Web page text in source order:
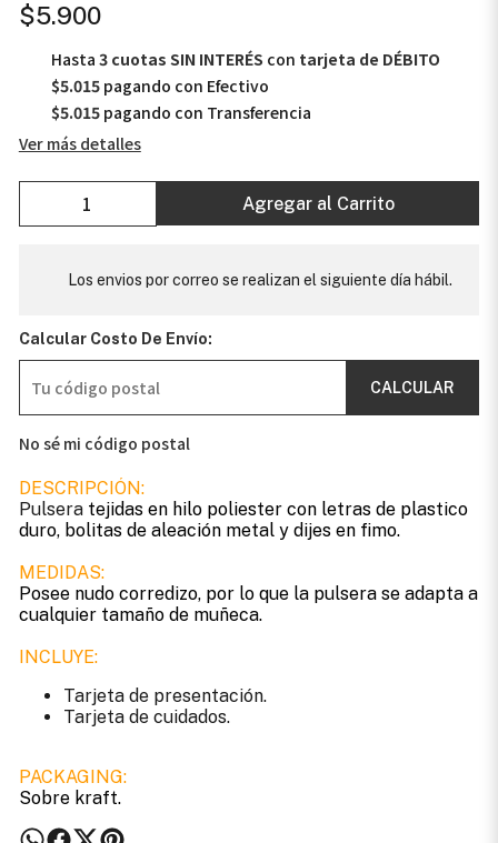
$5.900
Hasta 3 cuotas SIN INTERÉS con tarjeta de DÉBITO
$5.015pagando con Efectivo
$5.015pagando con Transferencia
Ver más detalles
Agregar al Carrito
Los envios por correo se realizan el siguiente día hábil.
Calcular Costo De Envío:
CALCULAR
No sé mi código postal
DESCRIPCIÓN:
Pulsera tejidas en hilo poliester con letras de plastico
duro, bolitas de aleación metal y dijes en fimo.
MEDIDAS:
Posee nudo corredizo, por lo que la pulsera se adapta a
cualquier tamaño de muñeca.
INCLUYE:
Tarjeta de presentación.
Tarjeta de cuidados.
PACKAGING:
Sobre kraft.